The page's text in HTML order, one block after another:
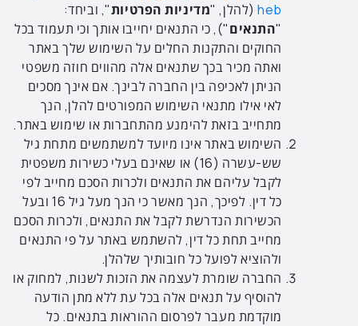
heb(להלן, "מדיניות הפרטיות", וביחד:
"התנאים"), כי התנאים יחייבו אותך וכי תעמוד בכל
החוקים והתקנות החלים על השימוש שלך באתר
ואתה מכיר בכך שתנאים אלה מהווים חוזה משפטי
הניתן לאכיפה בין החברה לבינך. אם אינך מסכים
לאי אילו מתנאי השימוש המפורטים להלן, הנך
מתחייב בזאת להימנע מהתחברות או שימוש באתר.
השימוש באתר אינו מיועד למשתמשים מתחת גיל
שש-עשרה (16) או שאינם בעלי כשירות משפטית
לקבל עליהם את התנאים ולכרות הסכם מחייב לפי
כל דין. לפיכך, הנך מאשר כי הנך מעל גיל 16 ובעל
הכשירות הנדרשת לקבל את התנאים, ולכרות הסכם
מחייב תחת כל דין, להשתמש באתר על פי התנאים
ולהוציא לפועל כל חובותיך שלהלן.
החברה שומרת לעצמה את הזכות לשנות, למחוק או
להוסיף על תנאים אלה בכל עת ללא מתן הודעה
מוקדמת מעבר לפרסום ההוראות בתנאים. כל